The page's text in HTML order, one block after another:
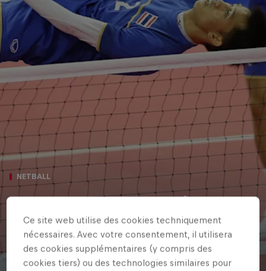
NETBALL
Ces Jeux Olympiques
que vous ne
connaissez pas
Ce site web utilise des cookies techniquement
nécessaires. Avec votre consentement, il utilisera
des cookies supplémentaires (y compris des
cookies tiers) ou des technologies similaires pour